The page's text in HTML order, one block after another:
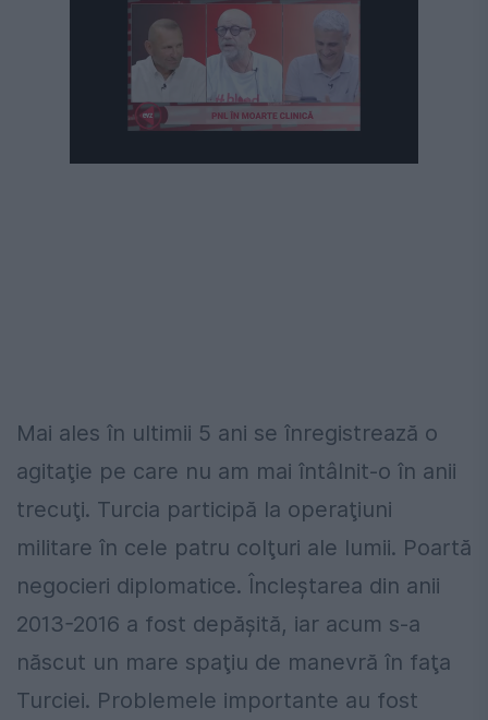
Mai ales în ultimii 5 ani se înregistrează o
agitaţie pe care nu am mai întâlnit-o în anii
trecuţi. Turcia participă la operaţiuni
militare în cele patru colţuri ale lumii. Poartă
negocieri diplomatice. Încleştarea din anii
2013-2016 a fost depăşită, iar acum s-a
născut un mare spaţiu de manevră în faţa
Turciei. Problemele importante au fost